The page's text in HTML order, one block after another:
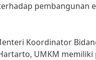
pembangunan
Koordinator
UMKM memiliki